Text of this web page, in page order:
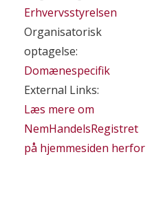
Erhvervsstyrelsen
Organisatorisk
optagelse:
Domænespecifik
External Links:
Læs mere om
NemHandelsRegistret
på hjemmesiden herfor